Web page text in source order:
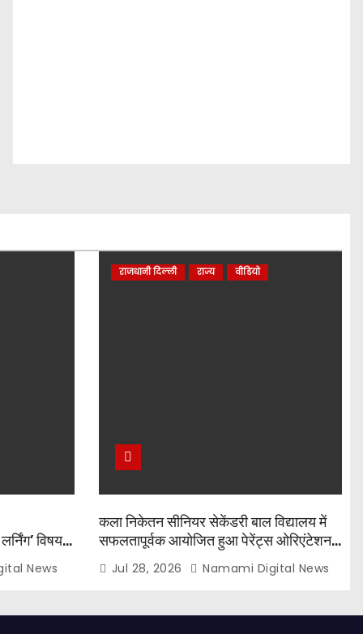
विषय
विजेताओं
News
राजधानी दिल्ली राज्य वीडियो
कला निकेतन सीनियर सेकेंडरी बाल विद्यालय में
सफलतापूर्वक आयोजित हुआ पेरेंट्स ओरिएंटेशन
प्रोग्राम, नई शिक्षा नीति और CBSE पाठ्यक्रम
पर किया गया मार्गदर्शन
Jul 28, 2026 Namami Digital News